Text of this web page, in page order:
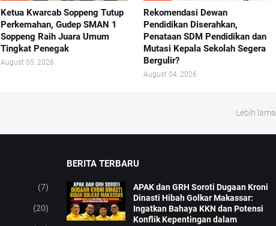
Ketua Kwarcab Soppeng Tutup
Perkemahan, Gudep SMAN 1
Soppeng Raih Juara Umum
Tingkat Penegak
August 05, 2026
Rekomendasi Dewan
Pendidikan Diserahkan,
Penataan SDM Pendidikan dan
Mutasi Kepala Sekolah Segera
Bergulir?
August 04, 2026
Lebih lama
(7)
(20)
BERITA TERBARU
APAK dan GRH Soroti Dugaan Kroni
Dinasti Hibah Golkar Makassar:
Ingatkan Bahaya KKN dan Potensi
Konflik Kepentingan dalam